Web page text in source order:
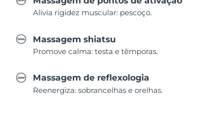
Alivia rigidez muscular: pescoço.
Massagem shiatsu
Promove calma: testa e têmporas.
Massagem de reflexologia
Reenergiza: sobrancelhas e orelhas.